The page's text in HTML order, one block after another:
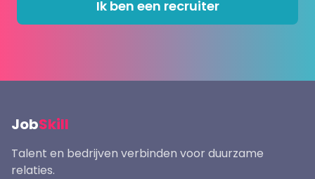
Ik ben een recruiter
JobSkill
Talent en bedrijven verbinden voor duurzame
relaties.